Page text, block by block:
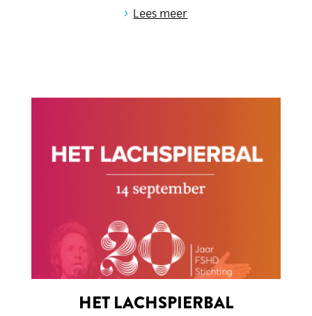
› Lees meer
HET LACHSPIERBAL